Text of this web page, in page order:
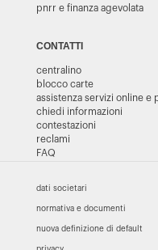
pnrr e finanza agevolata
CONTATTI
centralino
blocco carte
assistenza servizi online e
chiedi informazioni
contestazioni
reclami
FAQ
dati societari
normativa e documenti
nuova definizione di default